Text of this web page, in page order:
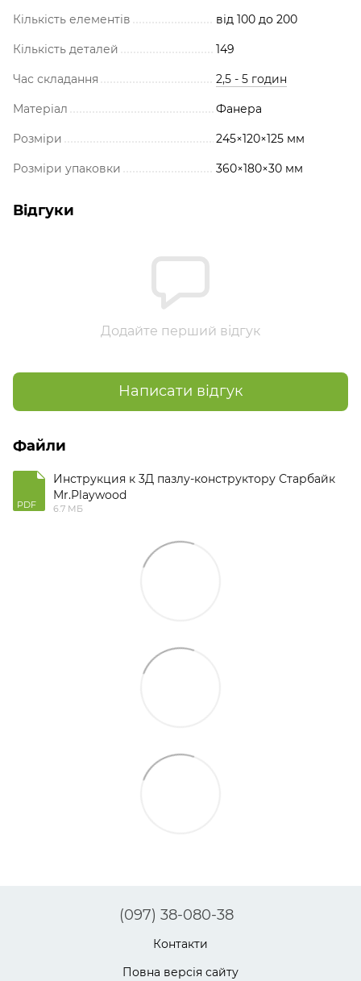
Кількість елементів від 100 до 200
Кількість деталей 149
Час складання 2,5 - 5 годин
Матеріал Фанера
Розміри 245×120×125 мм
Розміри упаковки 360×180×30 мм
Відгуки
Додайте перший відгук
Написати відгук
Файли
PDF
Инструкция к 3Д пазлу-конструктору Старбайк
Mr.Playwood
6.7 МБ
(097) 38-080-38
Контакти
Повна версія сайту